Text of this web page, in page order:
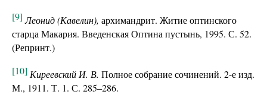
[9] Леонид (Кавелин), архимандрит. Житие оптинского
старца Макария. Введенская Оптина пустынь, 1995. С. 52.
(Репринт.)
[10] Киреевский И. В. Полное собрание сочинений. 2-е изд.
М., 1911. Т. 1. С. 285–286.